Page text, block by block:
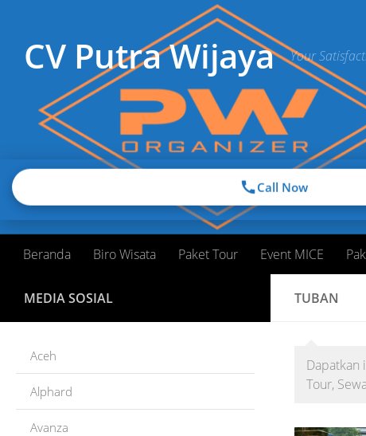
CV Putra Wijaya Your
Beranda Biro Wisata Paket Tour Event MICE
TUBAN
Dapatkan
Tour,
MEDIA SOSIAL
Aceh
Alphard
Avanza
Call Now